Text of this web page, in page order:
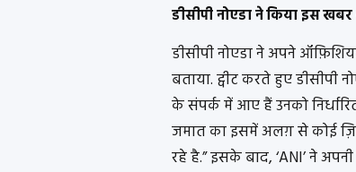
डीसीपी नोएडा ने किया इस
डीसीपी नोएडा ने अपने
बताया. ट्वीट करते हुए डीसीपी
के संपर्क में आए हैं उनको
जमात का इसमें अलग़ से कोई
रहे है.” इसके बाद, ‘ANI’ ने